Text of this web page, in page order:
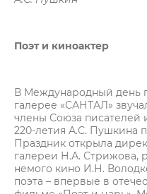
Поэт и киноактер
В Международный день
галерее «САНТАЛ»
члены Союза писателей
220-летия А.С. Пушкина
Праздник открыла
галереи Н.А. Стрижова,
немого кино И.Н.
поэта – впервые в